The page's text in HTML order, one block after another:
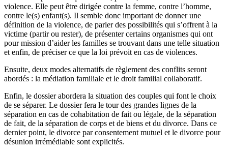
violence. Elle peut être dirigée contre la femme, contre l’homme,
contre le(s) enfant(s). Il semble donc important de donner une
définition de la violence, de parler des possibilités qui s’offrent à la
victime (partir ou rester), de présenter certains organismes qui ont
pour mission d’aider les familles se trouvant dans une telle situation
et enfin, de préciser ce que la loi prévoit en cas de violences.
Ensuite, deux modes alternatifs de règlement des conflits seront
abordés : la médiation familiale et le droit familial collaboratif.
Enfin, le dossier abordera la situation des couples qui font le choix
de se séparer. Le dossier fera le tour des grandes lignes de la
séparation en cas de cohabitation de fait ou légale, de la séparation
de fait, de la séparation de corps et de biens et du divorce. Dans ce
dernier point, le divorce par consentement mutuel et le divorce pour
désunion irrémédiable sont explicités.